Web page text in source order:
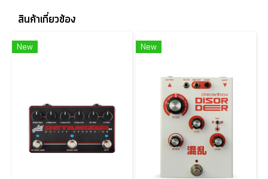
สินค้าเกี่ยวข้อง
New New